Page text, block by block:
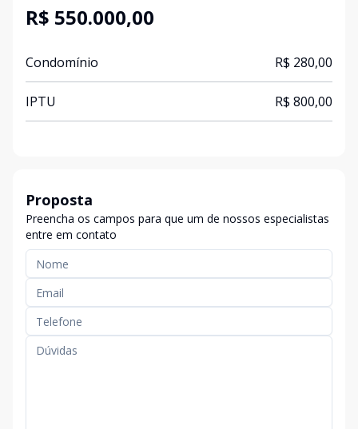
R$ 550.000,00
Condomínio R$ 280,00
IPTU R$ 800,00
Proposta
Preencha os campos para que um de nossos especialistas
entre em contato